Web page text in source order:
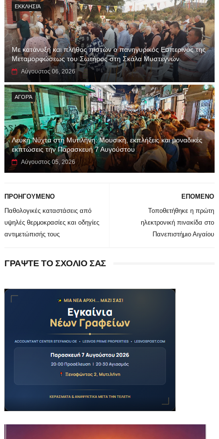
ΕΚΚΛΗΣΙΆ
Με κατάνυξη και πλήθος πιστών ο πανηγυρικός Εσπερινός της
Μεταμορφώσεως του Σωτήρος στη Σκάλα Μυστεγνών
Αύγουστος 06, 2026
ΑΓΟΡΆ
Λευκή Νύχτα στη Μυτιλήνη: Μουσική, εκπλήξεις και μοναδικές
εκπτώσεις την Παρασκευή 7 Αυγούστου
Αύγουστος 05, 2026
ΕΠΟΜΕΝΟ
Τοποθετήθηκε η πρώτη
ηλεκτρονική πινακίδα στο
Πανεπιστήμιο Αιγαίου
ΠΡΟΗΓΟΥΜΕΝΟ
Παθολογικές καταστάσεις από
υψηλές θερμοκρασίες και οδηγίες
αντιμετώπισής τους
ΓΡΑΨΤΕ ΤΟ ΣΧΟΛΙΟ ΣΑΣ